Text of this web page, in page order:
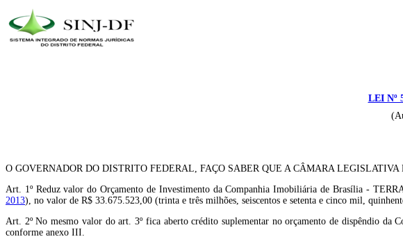
LEI Nº
O GOVERNADOR DO DISTRITO FEDERAL, FAÇO SABER QUE A CÂMARA
Art. 1º Reduz valor do Orçamento de Investimento da Companhia Imobiliária de Brasília -
2013), no valor de R$ 33.675.523,00 (trinta e três milhões, seiscentos e setenta e cinco mil,
Art. 2º No mesmo valor do art. 3º fica aberto crédito suplementar no orçamento de dispêndio da
conforme anexo III.